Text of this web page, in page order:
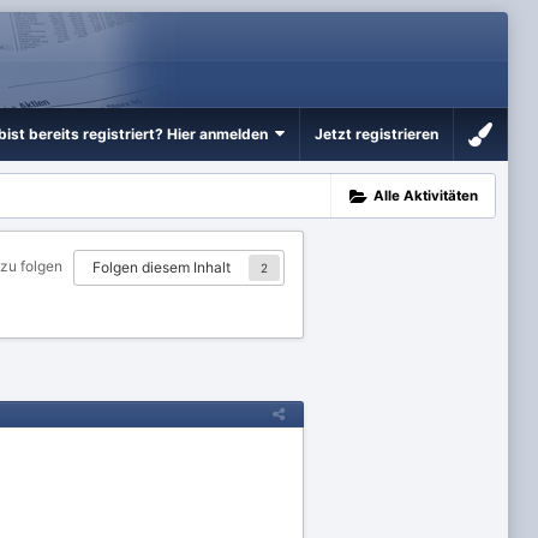
bereits registriert? Hier anmelden Jetzt registrieren
Alle Aktivitäten
folgen Folgen diesem Inhalt 2